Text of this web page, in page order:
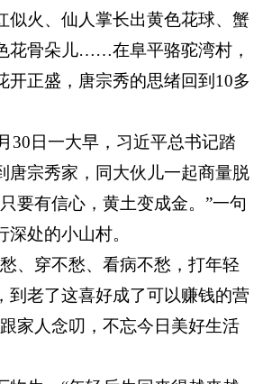
似火、仙人掌长出黄色花球、蟹
花骨朵儿……在阜平骆驼湾村，
开正盛，唐宗秀的思绪回到10多
30日一大早，习近平总书记踏
唐宗秀家，同大伙儿一起商量脱
要有信心，黄土变成金。”一句
处的小山村。
、穿不愁、看病不愁，打年轻
到老了这喜好成了可以赚钱的营
家人念叨，不忘今日美好生活